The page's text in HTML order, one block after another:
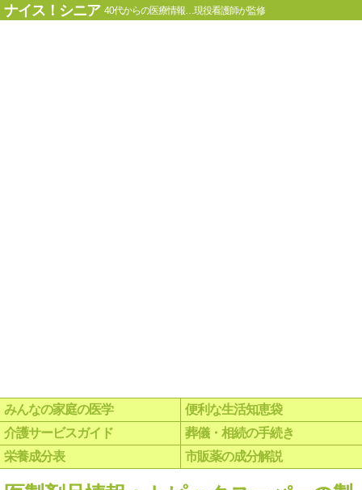
ナイス！シニア 40代からの医療情報…現役看護師が監修
みんなの家庭の医学
便利な生活知恵袋
介護サービスガイド
葬儀・相続の手続き
栄養成分表
市販薬の成分解説